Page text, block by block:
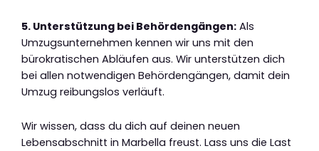
5. Unterstützung bei Behördengängen: Als
Umzugsunternehmen kennen wir uns mit den
bürokratischen Abläufen aus. Wir unterstützen dich
bei allen notwendigen Behördengängen, damit dein
Umzug reibungslos verläuft.
Wir wissen, dass du dich auf deinen neuen
Lebensabschnitt in Marbella freust. Lass uns die Last